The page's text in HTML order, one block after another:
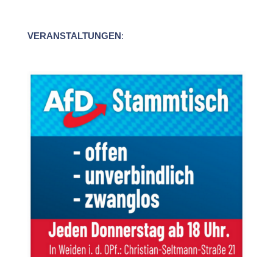
VERANSTALTUNGEN: